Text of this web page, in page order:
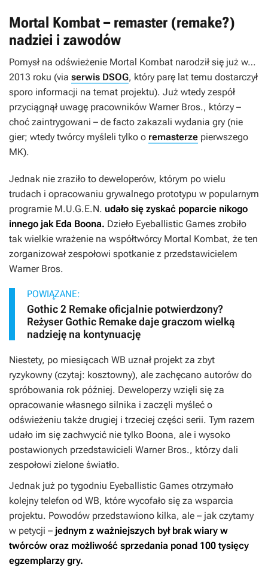
Mortal Kombat – remaster (remake?)
nadziei i zawodów
Pomysł na odświeżenie Mortal Kombat narodził się już w…
2013 roku (via serwis DSOG, który parę lat temu dostarczył
sporo informacji na temat projektu). Już wtedy zespół
przyciągnął uwagę pracowników Warner Bros., którzy –
choć zaintrygowani – de facto zakazali wydania gry (nie
gier; wtedy twórcy myśleli tylko o remasterze pierwszego
MK).
Jednak nie zraziło to deweloperów, którym po wielu
trudach i opracowaniu grywalnego prototypu w popularnym
programie M.U.G.E.N. udało się zyskać poparcie nikogo
innego jak Eda Boona. Dzieło Eyeballistic Games zrobiło
tak wielkie wrażenie na współtwórcy Mortal Kombat, że ten
zorganizował zespołowi spotkanie z przedstawicielem
Warner Bros.
POWIĄZANE:
Gothic 2 Remake oficjalnie potwierdzony?
Reżyser Gothic Remake daje graczom wielką
nadzieję na kontynuację
Niestety, po miesiącach WB uznał projekt za zbyt
ryzykowny (czytaj: kosztowny), ale zachęcano autorów do
spróbowania rok później. Deweloperzy wzięli się za
opracowanie własnego silnika i zaczęli myśleć o
odświeżeniu także drugiej i trzeciej części serii. Tym razem
udało im się zachwycić nie tylko Boona, ale i wysoko
postawionych przedstawicieli Warner Bros., którzy dali
zespołowi zielone światło.
Jednak już po tygodniu Eyeballistic Games otrzymało
kolejny telefon od WB, które wycofało się za wsparcia
projektu. Powodów przedstawiono kilka, ale – jak czytamy
w petycji – jednym z ważniejszych był brak wiary w
twórców oraz możliwość sprzedania ponad 100 tysięcy
egzemplarzy gry.